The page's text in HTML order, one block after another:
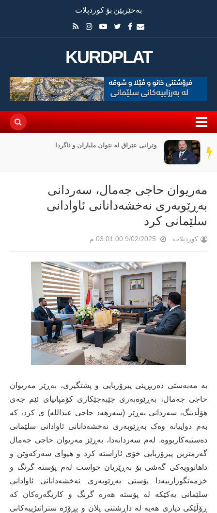
بەخێربێن بۆ کوردپلات
KURDPLAT
سەر
دێڕ
وێرانی عێراق لە نێوان ملیاران و ئاگردا
مەریوان حاجی جەمال، سەردانی
بەڕێوبەری نەخشەدانانی ئاوادانی
سلێمانی کرد
کوردپلات 9/02/2025 03:01:00 م
بە مەبەستی دەربڕینی پیرۆزبایی و پشتگیری، بەڕێز مەریوان
حاجی جەمال، بەڕێوەبەری جێبەجێکاری کۆمپانیای ئێم جەی
هۆڵدینگ، سەردانی بەڕێز (سەرهەد حاجی عبداللە) ی کرد، کە
بەم دواییانە وەک بەڕێوبەری نەخشەدانانی ئاوادانی سلێمانی
دەستبەکاربووە. لەم سەردانەدا، بەڕێز مەریوان حاجی جەمال
گەرمترین پیرۆزبایی خۆی ئاراستە کرد و هیوای سەرکەوتن و
داهاتوویەکی گەشی بۆ بەڕێزیان خواست لەم پۆستە گرنگ و
خزمەتگوزارییەدا پۆستی بەڕێوبەری نەخشەدانانی ئاوادانی
سلێمانی یەکێکە لە پۆستە هەرە گرنگ و کاریگەرەکان کە
ڕۆڵێکی دیاری هەیە لە داڕشتنی پلان و پڕۆژە ستراتیژییەکانی